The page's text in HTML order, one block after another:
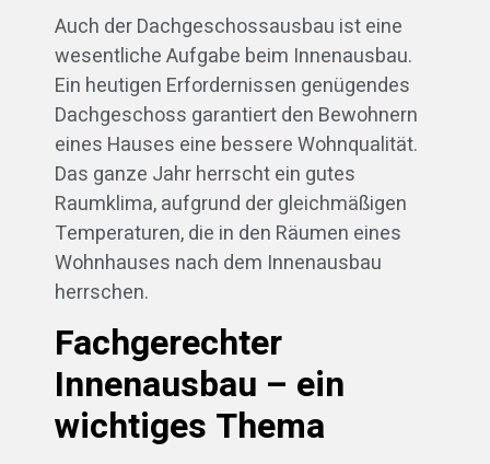
Auch der Dachgeschossausbau ist eine
wesentliche Aufgabe beim Innenausbau.
Ein heutigen Erfordernissen genügendes
Dachgeschoss garantiert den Bewohnern
eines Hauses eine bessere Wohnqualität.
Das ganze Jahr herrscht ein gutes
Raumklima, aufgrund der gleichmäßigen
Temperaturen, die in den Räumen eines
Wohnhauses nach dem Innenausbau
herrschen.
Fachgerechter
Innenausbau – ein
wichtiges Thema